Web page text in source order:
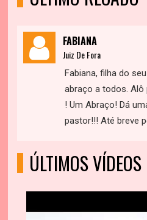
FABIANA
Juiz De Fora
Fabiana, filha do
abraço a todos. Alô
! Um Abraço! Dá
pastor!!! Até breve
ÚLTIMOS VÍDEOS